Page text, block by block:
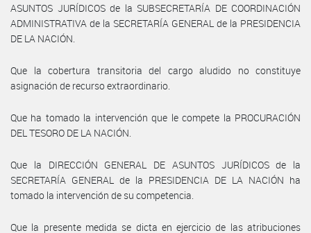
ASUNTOS JURÍDICOS de la SUBSECRETARÍA DE COORDINACIÓN
ADMINISTRATIVA de la SECRETARÍA GENERAL de la PRESIDENCIA
DE LA NACIÓN.
Que la cobertura transitoria del cargo aludido no constituye
asignación de recurso extraordinario.
Que ha tomado la intervención que le compete la PROCURACIÓN
DEL TESORO DE LA NACIÓN.
Que la DIRECCIÓN GENERAL DE ASUNTOS JURÍDICOS de la
SECRETARÍA GENERAL de la PRESIDENCIA DE LA NACIÓN ha
tomado la intervención de su competencia.
Que la presente medida se dicta en ejercicio de las atribuciones